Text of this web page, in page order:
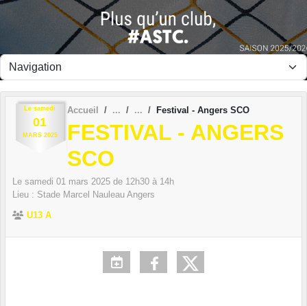
Le samedi
01
MARS 2025
Accueil Festival - Angers SCO
FESTIVAL - ANGERS
SCO
Le samedi 01 mars 2025 de 12h30 à 14h
Lieu : Stade Marcel Nauleau Angers
U13 A
Panneau de gestion des cookies